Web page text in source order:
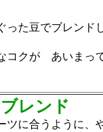
った豆でブレンド
コクが あいまっ
レンド
ツに合うように、